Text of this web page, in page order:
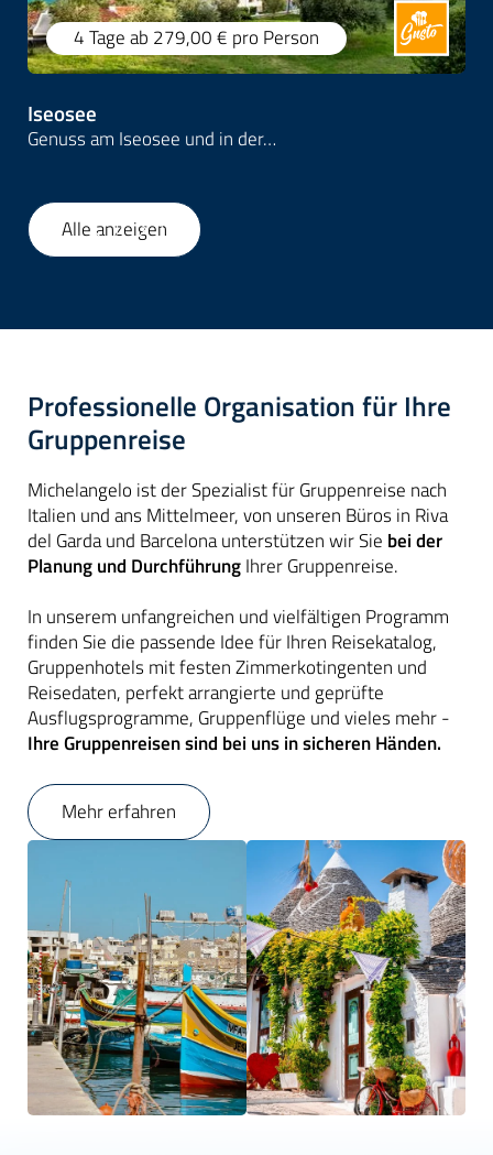
4 Tageab 279,00 € pro Person
Iseosee
Genuss am Iseosee und in der…
1 20
Alle anzeigen
Professionelle Organisation für Ihre
Gruppenreise
Michelangelo ist der Spezialist für Gruppenreise nach
Italien und ans Mittelmeer, von unseren Büros in Riva
del Garda und Barcelona unterstützen wir Sie bei der
Planung und DurchführungIhrer Gruppenreise.
In unserem unfangreichen und vielfältigen Programm
finden Sie die passende Idee für Ihren Reisekatalog,
Gruppenhotels mit festen Zimmerkotingenten und
Reisedaten, perfekt arrangierte und geprüfte
Ausflugsprogramme, Gruppenflüge und vieles mehr -
Ihre Gruppenreisen sind bei uns in sicheren Händen.
Mehr erfahren